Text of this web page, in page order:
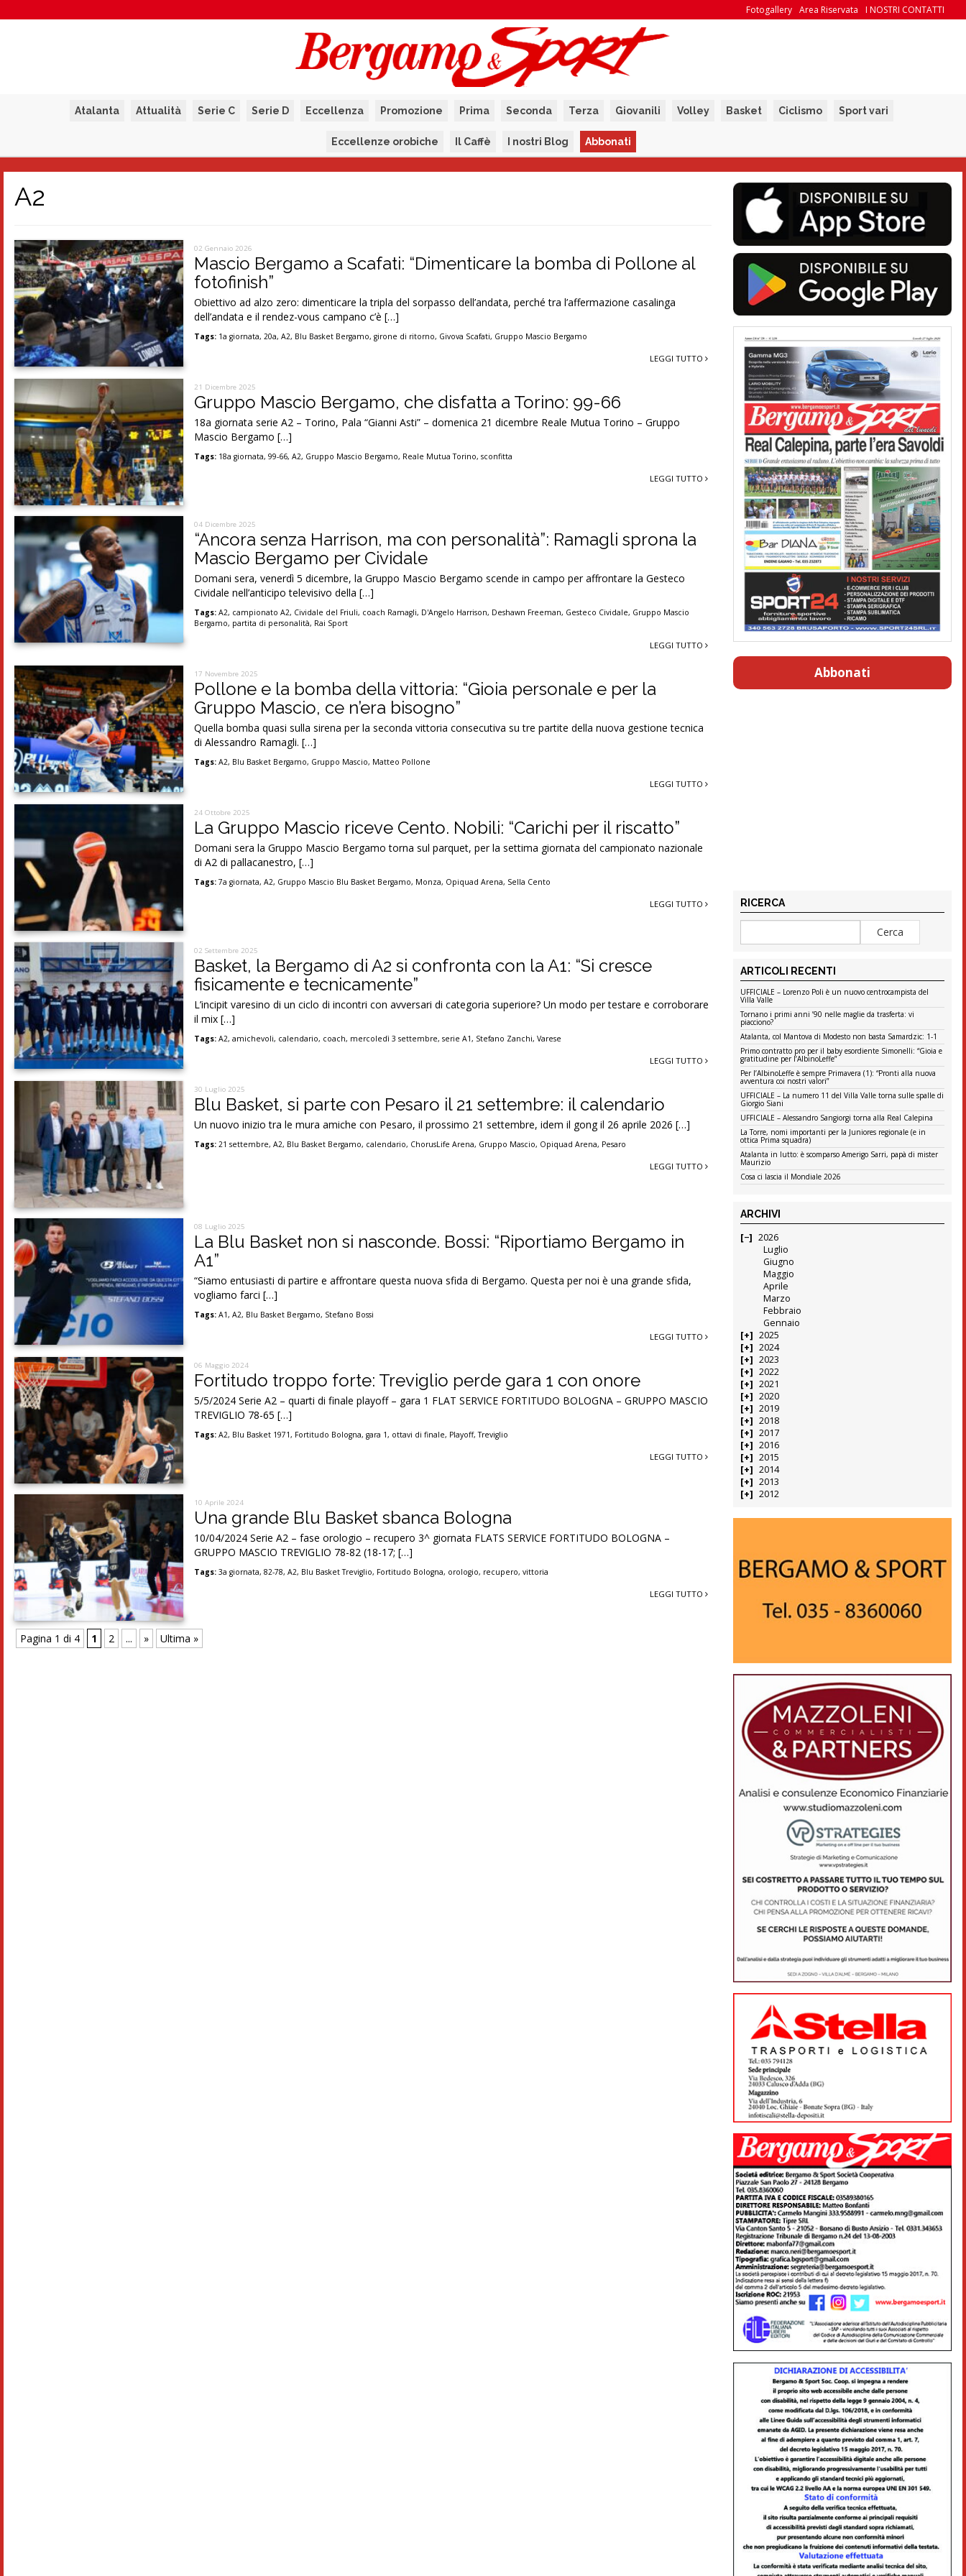
I NOSTRI CONTATTI
Area Riservata
Fotogallery
Atalanta Attualità Serie C Serie D Eccellenza Promozione Prima Seconda Terza Giovanili Volley Basket Ciclismo Sport vari
Eccellenze orobiche Il Caffè I nostri Blog Abbonati
A2
02 Gennaio 2026
Mascio Bergamo a Scafati: “Dimenticare la bomba di Pollone al
fotofinish”
Obiettivo ad alzo zero: dimenticare la tripla del sorpasso dell’andata, perché tra l’affermazione casalinga
dell’andata e il rendez-vous campano c’è […]
Tags: 1a giornata,20a,A2, Blu Basket Bergamo,girone di ritorno, Givova Scafati, Gruppo Mascio Bergamo
LEGGI TUTTO
21 Dicembre 2025
Gruppo Mascio Bergamo, che disfatta a Torino: 99-66
18a giornata serie A2 – Torino, Pala “Gianni Asti” – domenica 21 dicembre Reale Mutua Torino – Gruppo
Mascio Bergamo […]
Tags: 18a giornata,99-66,A2, Gruppo Mascio Bergamo, Reale Mutua Torino,sconfitta
LEGGI TUTTO
04 Dicembre 2025
“Ancora senza Harrison, ma con personalità”: Ramagli sprona la
Mascio Bergamo per Cividale
Domani sera, venerdì 5 dicembre, la Gruppo Mascio Bergamo scende in campo per affrontare la Gesteco
Cividale nell’anticipo televisivo della […]
Tags: A2, campionato A2, Cividale del Friuli, coach Ramagli, D'Angelo Harrison, Deshawn Freeman, Gesteco Cividale, Gruppo Mascio
Bergamo, partita di personalità, Rai Sport
LEGGI TUTTO
17 Novembre 2025
Pollone e la bomba della vittoria: “Gioia personale e per la
Gruppo Mascio, ce n’era bisogno”
Quella bomba quasi sulla sirena per la seconda vittoria consecutiva su tre partite della nuova gestione tecnica
di Alessandro Ramagli. […]
Tags: A2, Blu Basket Bergamo, Gruppo Mascio, Matteo Pollone
LEGGI TUTTO
24 Ottobre 2025
La Gruppo Mascio riceve Cento. Nobili: “Carichi per il riscatto”
Domani sera la Gruppo Mascio Bergamo torna sul parquet, per la settima giornata del campionato nazionale
di A2 di pallacanestro, […]
Tags: 7a giornata,A2, Gruppo Mascio Blu Basket Bergamo, Monza, Opiquad Arena, Sella Cento
LEGGI TUTTO
02 Settembre 2025
Basket, la Bergamo di A2 si confronta con la A1: “Si cresce
fisicamente e tecnicamente”
L’incipit varesino di un ciclo di incontri con avversari di categoria superiore? Un modo per testare e corroborare
il mix […]
Tags: A2,amichevoli, calendario, coach, mercoledì 3 settembre,serie A1, Stefano Zanchi,Varese
LEGGI TUTTO
30 Luglio 2025
Blu Basket, si parte con Pesaro il 21 settembre: il calendario
Un nuovo inizio tra le mura amiche con Pesaro, il prossimo 21 settembre, idem il gong il 26 aprile 2026 […]
Tags: 21 settembre,A2, Blu Basket Bergamo, calendario, ChorusLife Arena, Gruppo Mascio, Opiquad Arena, Pesaro
LEGGI TUTTO
08 Luglio 2025
La Blu Basket non si nasconde. Bossi: “Riportiamo Bergamo in
A1”
“Siamo entusiasti di partire e affrontare questa nuova sfida di Bergamo. Questa per noi è una grande sfida,
vogliamo farci […]
Tags: A1,A2, Blu Basket Bergamo, Stefano Bossi
LEGGI TUTTO
06 Maggio 2024
Fortitudo troppo forte: Treviglio perde gara 1 con onore
5/5/2024 Serie A2 – quarti di finale playoff – gara 1 FLAT SERVICE FORTITUDO BOLOGNA – GRUPPO MASCIO
TREVIGLIO 78-65 […]
Tags: A2, Blu Basket 1971, Fortitudo Bologna,gara 1, ottavi di finale, Playoff,Treviglio
LEGGI TUTTO
10 Aprile 2024
Una grande Blu Basket sbanca Bologna
10/04/2024 Serie A2 – fase orologio – recupero 3^ giornata FLATS SERVICE FORTITUDO BOLOGNA –
GRUPPO MASCIO TREVIGLIO 78-82 (18-17; […]
Tags: 3a giornata,82-78,A2, Blu Basket Treviglio, Fortitudo Bologna, orologio, recupero,vittoria
LEGGI TUTTO
Pagina 1 di 4 1 2 ... » Ultima »
Abbonati
RICERCA
ARTICOLI RECENTI
UFFICIALE – Lorenzo Poli è un nuovo centrocampista del
Villa Valle
Tornano i primi anni ’90 nelle maglie da trasferta: vi
piacciono?
Atalanta, col Mantova di Modesto non basta Samardzic: 1-1
Primo contratto pro per il baby esordiente Simonelli: “Gioia e
gratitudine per l’AlbinoLeffe”
Per l’AlbinoLeffe è sempre Primavera (1): “Pronti alla nuova
avventura coi nostri valori”
UFFICIALE – La numero 11 del Villa Valle torna sulle spalle di
Giorgio Siani
UFFICIALE – Alessandro Sangiorgi torna alla Real Calepina
La Torre, nomi importanti per la Juniores regionale (e in
ottica Prima squadra)
Atalanta in lutto: è scomparso Amerigo Sarri, papà di mister
Maurizio
Cosa ci lascia il Mondiale 2026
ARCHIVI
2026
Luglio
Giugno
Maggio
Aprile
Marzo
Febbraio
Gennaio
2025
2024
2023
2022
2021
2020
2019
2018
2017
2016
2015
2014
2013
2012